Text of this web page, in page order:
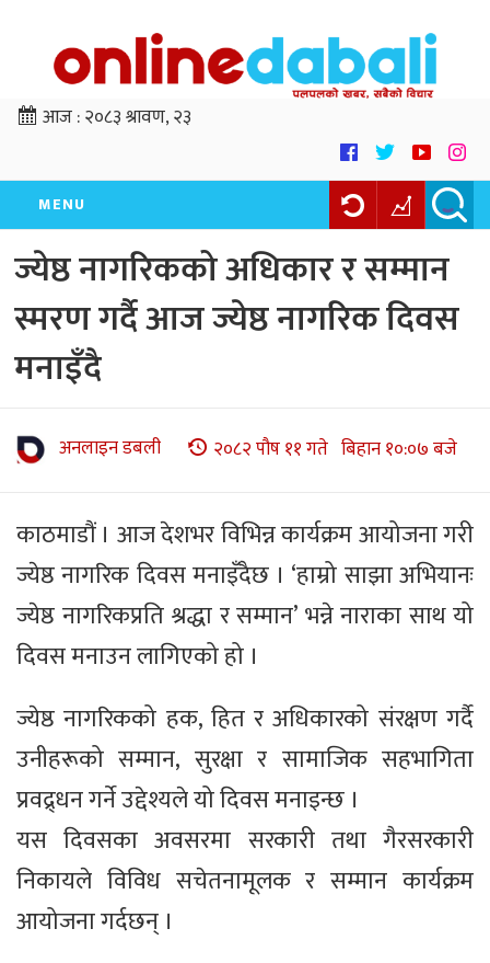
आज :२०८३ श्रावण, २३
MENU
ज्येष्ठ नागरिकको अधिकार र सम्मान
स्मरण गर्दै आज ज्येष्ठ नागरिक दिवस
मनाइँदै
अनलाइन डबली २०८२ पौष ११ गते बिहान १०:०७ बजे
काठमाडौं । आज देशभर विभिन्न कार्यक्रम आयोजना गरी
ज्येष्ठ नागरिक दिवस मनाइँदैछ । ‘हाम्रो साझा अभियानः
ज्येष्ठ नागरिकप्रति श्रद्धा र सम्मान’ भन्ने नाराका साथ यो
दिवस मनाउन लागिएको हो ।
ज्येष्ठ नागरिकको हक, हित र अधिकारको संरक्षण गर्दै
उनीहरूको सम्मान, सुरक्षा र सामाजिक सहभागिता
प्रवद्र्धन गर्ने उद्देश्यले यो दिवस मनाइन्छ ।
यस दिवसका अवसरमा सरकारी तथा गैरसरकारी
निकायले विविध सचेतनामूलक र सम्मान कार्यक्रम
आयोजना गर्दछन् ।